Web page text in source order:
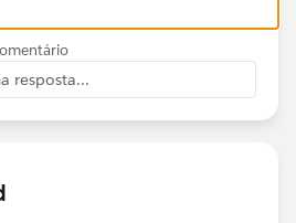
resposta...